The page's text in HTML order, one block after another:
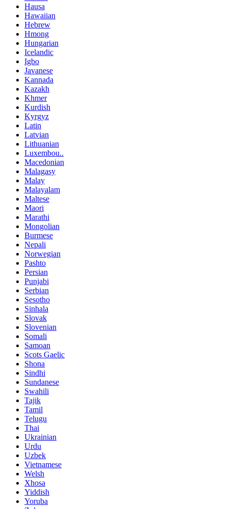
Hausa
Hawaiian
Hebrew
Hmong
Hungarian
Icelandic
Igbo
Javanese
Kannada
Kazakh
Khmer
Kurdish
Kyrgyz
Latin
Latvian
Lithuanian
Luxembou..
Macedonian
Malagasy
Malay
Malayalam
Maltese
Maori
Marathi
Mongolian
Burmese
Nepali
Norwegian
Pashto
Persian
Punjabi
Serbian
Sesotho
Sinhala
Slovak
Slovenian
Somali
Samoan
Scots Gaelic
Shona
Sindhi
Sundanese
Swahili
Tajik
Tamil
Telugu
Thai
Ukrainian
Urdu
Uzbek
Vietnamese
Welsh
Xhosa
Yiddish
Yoruba